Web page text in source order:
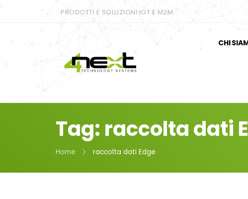
PRODOTTI E SOLUZIONI IOT E M2M
CHI
Tag: raccolta dati
Home raccolta dati Edge